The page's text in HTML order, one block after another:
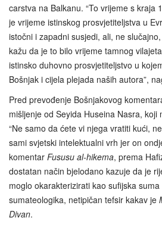
carstva na Balkanu. “To vrijeme s kraja
je vrijeme istinskog prosvjetiteljstva u
istočni i zapadni susjedi, ali, ne
kažu da je to bilo vrijeme tamnog
istinsko duhovno prosvjetiteljstvo u
Bošnjak i cijela plejada naših autora”,
Pred prevođenje Bošnjakovog
mišljenje od Seyida Huseina Nasra,
“Ne samo da ćete vi njega vratiti kući,
sami svjetski intelektualni vrh jer on
komentar Fususu al‑hikema, prema
dostatan način bjelodano kazuje da je
moglo okarakterizirati kao sufijska
sumateologika, netipičan tefsir kakav je
Divan.